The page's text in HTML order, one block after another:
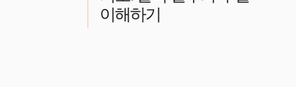
이해하기